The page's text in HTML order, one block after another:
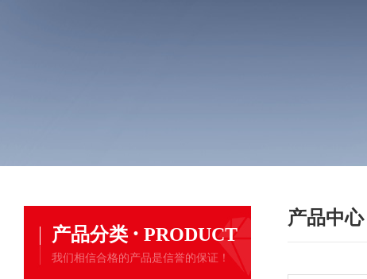
产品分类 · PRODUCT
我们相信合格的产品是信誉的保证！
产品中心